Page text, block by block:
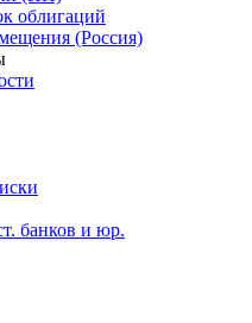
& Карты рынка
(ИИ)
облигаций
(Россия)
банков и юр.